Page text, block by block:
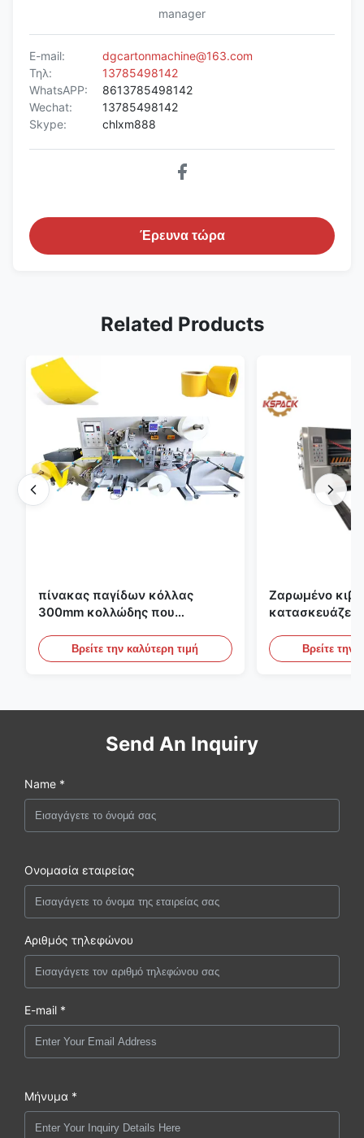
manager
E-mail:
dgcartonmachine@163.com
Τηλ:
13785498142
WhatsAPP:
8613785498142
Wechat:
13785498142
Skype:
chlxm888
Έρευνα τώρα
Related Products
πίνακας παγίδων κόλλας
300mm κολλώδης που
γεωργίαΒρείτε την καλύτερη τιμή
Ζαρωμένο
κατασκευάζει
το ζαρωμένο
Βρείτε την
Send An Inquiry
Name *
Ονομασία εταιρείας
Αριθμός τηλεφώνου
E-mail *
Μήνυμα *